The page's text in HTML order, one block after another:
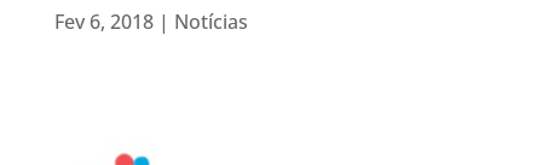
Fev 6, 2018| Notícias